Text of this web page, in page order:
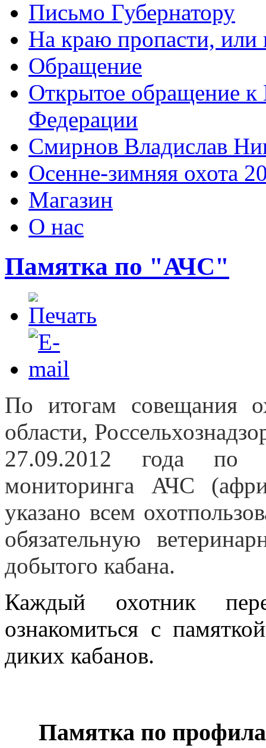
Письмо Губернатору
На краю пропасти, или
Обращение
Открытое обращение к
Федерации
Смирнов Владислав
Осенне-зимняя охота
Магазин
О нас
Памятка по "АЧС"
По итогам совещания
области,
27.09.2012 года по
мониторинга АЧС
указано всем
обязательную
добытого кабана.
Каждый охотник
ознакомиться с
диких кабанов.
Памятка по